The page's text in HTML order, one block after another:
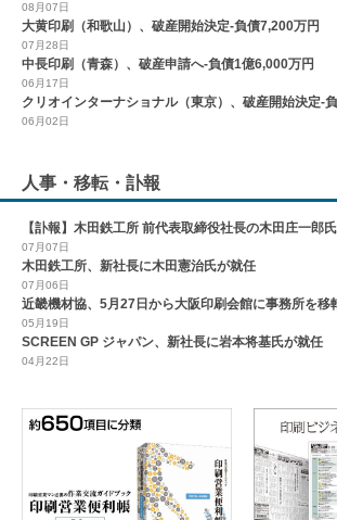
08月07日
大黄印刷（和歌山）、破産開始決定-負債7,200万円
07月28日
中長印刷（青森）、破産申請へ-負債1億6,000万円
06月17日
クリオインターナショナル（東京）、破産開始決定-
06月02日
人事・移転・訃報
【訃報】木田鉄工所 前代表取締役社長の木田庄一郎氏
07月07日
木田鉄工所、新社長に木田憲治氏が就任
07月06日
近畿機材協、5月27日から大阪印刷会館に事務所を移
05月19日
SCREEN GP ジャパン、新社長に岩本将基氏が就任
04月22日